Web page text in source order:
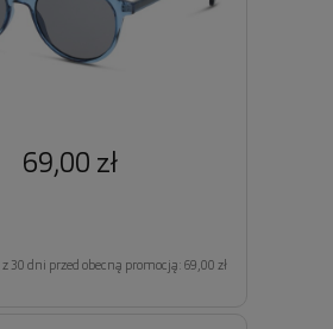
69,00 zł
30 dni przed obecną promocją: 69,00 zł